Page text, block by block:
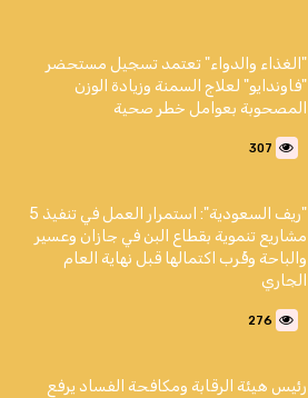
"الغذاء والدواء" تعتمد تسجيل مستحضر
"فاوندايو" لعلاج السمنة وزيادة الوزن
المصحوبة بعوامل خطر صحية
307
"ريف السعودية": استمرار العمل في تنفيذ 5
مشاريع تنموية بقطاع البن في جازان وعسير
والباحة وقُرب اكتمالها قبل نهاية العام
الجاري
276
رئيس هيئة الرقابة ومكافحة الفساد يرفع